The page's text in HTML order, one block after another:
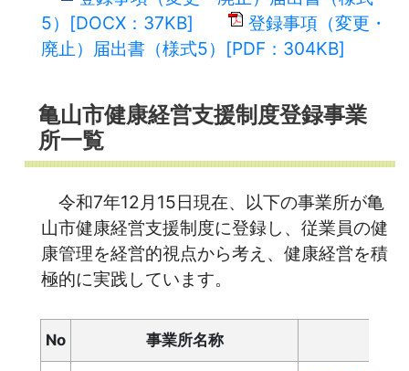
5）[DOCX：37KB]
登録事項（変更・
廃止）届出書（様式5）[PDF：304KB]
亀山市健康経営支援制度登録事業
所一覧
令和7年12月15日現在、以下の事業所が亀
山市健康経営支援制度に登録し、従業員の健
康管理を経営的視点から考え、健康経営を積
極的に実践しています。
No 事業所名称